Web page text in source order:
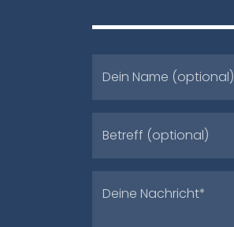
Dein Name (optional)
Betreff (optional)
Deine Nachricht*